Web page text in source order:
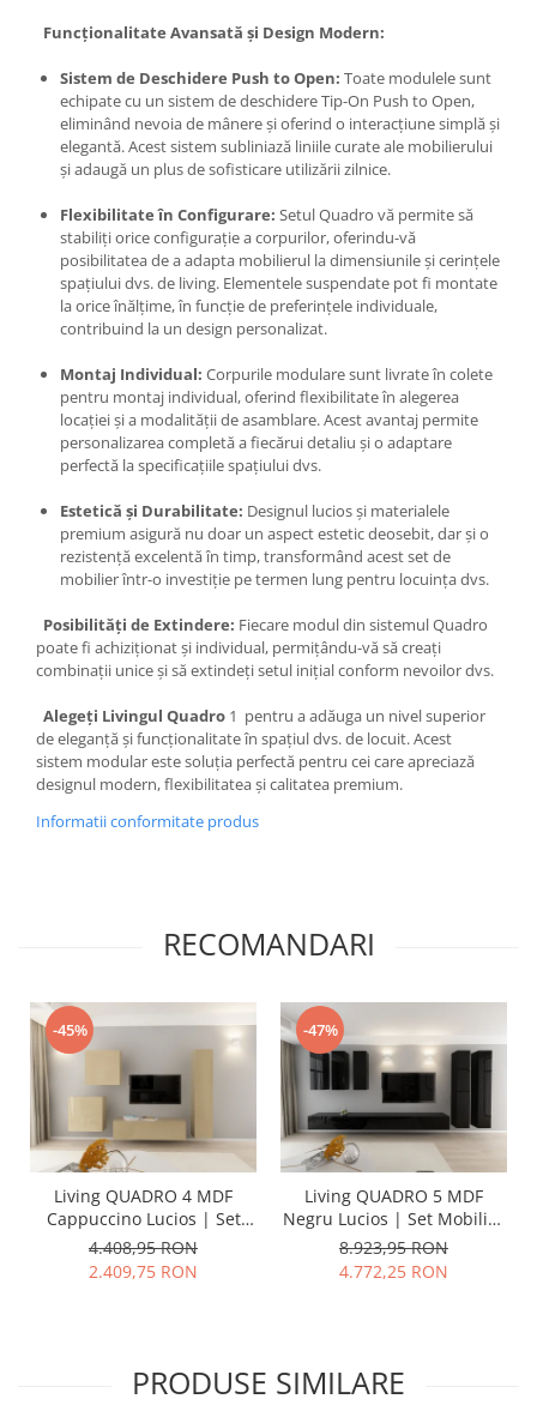
Funcționalitate Avansată și Design Modern:
Sistem de Deschidere Push to Open: Toate modulele sunt
echipate cu un sistem de deschidere Tip-On Push to Open,
eliminând nevoia de mânere și oferind o interacțiune simplă și
elegantă. Acest sistem subliniază liniile curate ale mobilierului
și adaugă un plus de sofisticare utilizării zilnice.
Flexibilitate în Configurare: Setul Quadro vă permite să
stabiliți orice configurație a corpurilor, oferindu-vă
posibilitatea de a adapta mobilierul la dimensiunile și cerințele
spațiului dvs. de living. Elementele suspendate pot fi montate
la orice înălțime, în funcție de preferințele individuale,
contribuind la un design personalizat.
Montaj Individual: Corpurile modulare sunt livrate în colete
pentru montaj individual, oferind flexibilitate în alegerea
locației și a modalității de asamblare. Acest avantaj permite
personalizarea completă a fiecărui detaliu și o adaptare
perfectă la specificațiile spațiului dvs.
Estetică și Durabilitate: Designul lucios și materialele
premium asigură nu doar un aspect estetic deosebit, dar și o
rezistență excelentă în timp, transformând acest set de
mobilier într-o investiție pe termen lung pentru locuința dvs.
Posibilități de Extindere: Fiecare modul din sistemul Quadro
poate fi achiziționat și individual, permițându-vă să creați
combinații unice și să extindeți setul inițial conform nevoilor dvs.
Alegeți Livingul Quadro 1 pentru a adăuga un nivel superior
de eleganță și funcționalitate în spațiul dvs. de locuit. Acest
sistem modular este soluția perfectă pentru cei care apreciază
designul modern, flexibilitatea și calitatea premium.
Informatii conformitate produs
RECOMANDARI
-45%
Living QUADRO 4 MDF
Cappuccino Lucios | Set
Mobilier Modular
Suspendat Premium
Configurabil pentru un
4.408,95 RON
2.409,75 RON
-47%
Living QUADRO 5 MDF
Negru Lucios | Set Mobilier
Modular Suspendat
Premium Configurabil
pentru un Living Modern
8.923,95 RON
4.772,25 RON
PRODUSE SIMILARE